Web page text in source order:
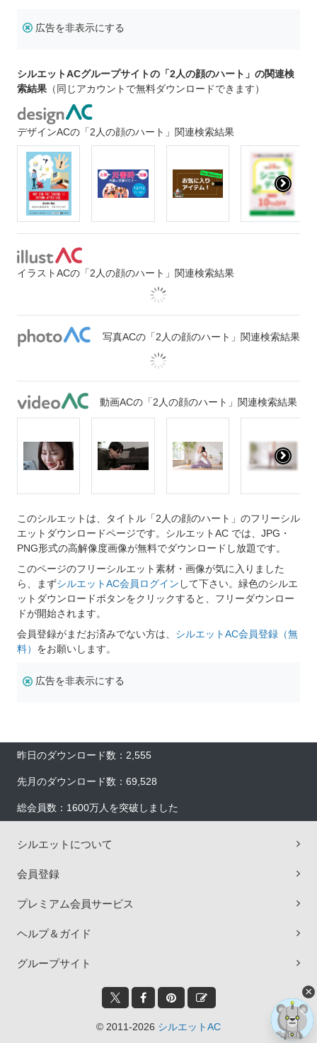
広告を非表示にする
シルエットACグループサイトの「2人の顔のハート」の関連検
索結果 （同じアカウントで無料ダウンロードできます）
デザインACの「2人の顔のハート」関連検索結果
イラストACの「2人の顔のハート」関連検索結果
写真ACの「2人の顔のハート」関連検索結果
動画ACの「2人の顔のハート」関連検索結果
このシルエットは、タイトル「2人の顔のハート」のフリーシル
エットダウンロードページです。シルエットAC では、JPG・
PNG形式の高解像度画像が無料でダウンロードし放題です。
このページのフリーシルエット素材・画像が気に入りました
ら、まずシルエットAC会員ログイン して下さい。緑色のシルエ
ットダウンロードボタンをクリックすると、フリーダウンロー
ドが開始されます。
会員登録がまだお済みでない方は、 シルエットAC会員登録（無
料） をお願いします。
広告を非表示にする
昨日のダウンロード数：2,555
先月のダウンロード数：69,528
総会員数：1600万人を突破しました
シルエットについて
会員登録
プレミアム会員サービス
ヘルプ＆ガイド
グループサイト
© 2011-2026 シルエットAC
×